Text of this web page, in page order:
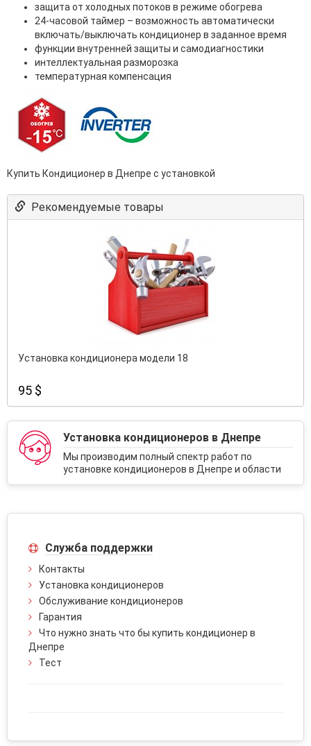
защита от холодных потоков в режиме обогрева
24-часовой таймер – возможность автоматически
включать/выключать кондиционер в заданное время
функции внутренней защиты и самодиагностики
интеллектуальная разморозка
температурная компенсация
Купить Кондиционер в Днепре с установкой
Рекомендуемые товары
Установка кондиционера модели 18
95 $
Установка кондиционеров в Днепре
Мы производим полный спектр работ по
установке кондиционеров в Днепре и области
Служба поддержки
Контакты
Установка кондиционеров
Обслуживание кондиционеров
Гарантия
Что нужно знать что бы купить кондиционер в
Днепре
Тест